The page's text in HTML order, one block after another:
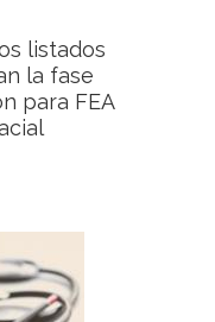
listados
la fase
para FEA